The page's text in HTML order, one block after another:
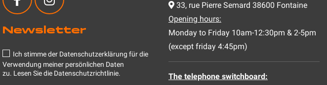
Newsletter
Ich stimme der Datenschutzerklärung für die
Verwendung meiner persönlichen Daten
zu. Lesen Sie die Datenschutzrichtlinie.
33, rue Pierre Semard 38600 Fontaine
Opening hours:
Monday to Friday 10am-12:30pm & 2-5pm
(except friday 4:45pm)
The telephone switchboard: